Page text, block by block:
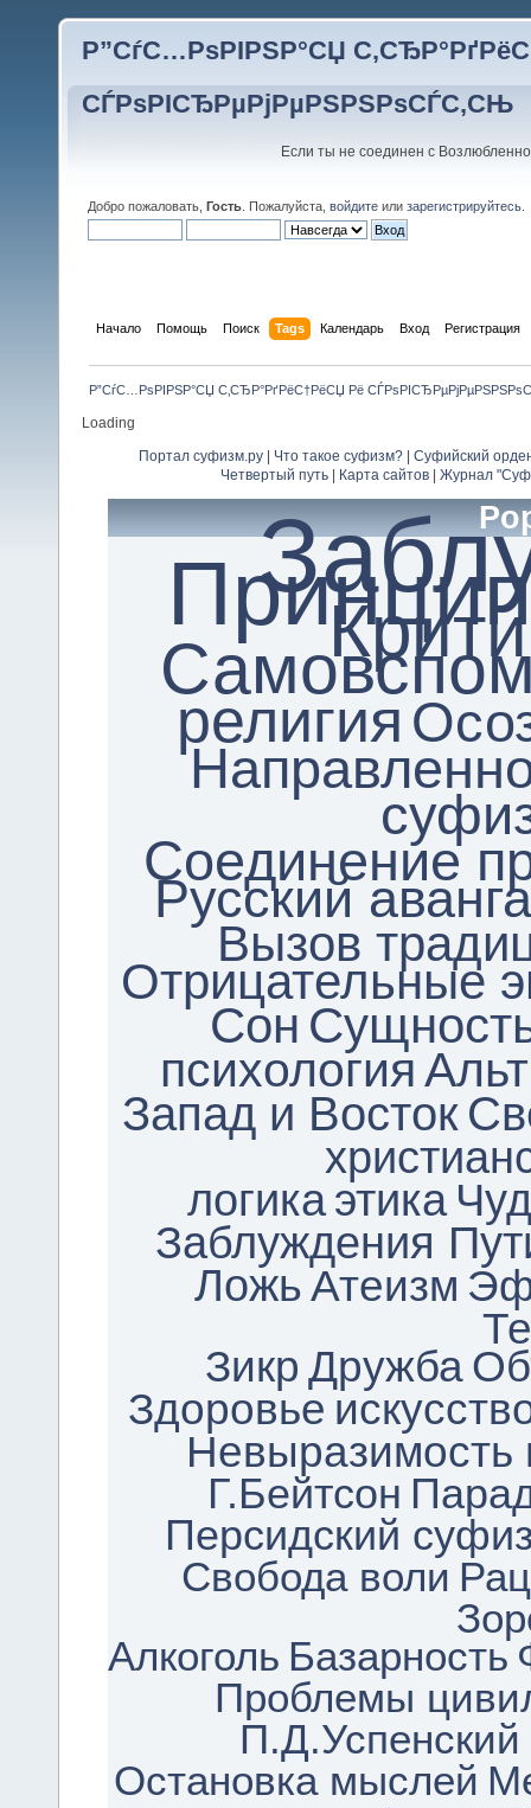
Р”СѓС…РѕРІРЅР°СЏ
СЃРѕРІСЂРµРјРµРЅРЅРѕСЃС‚СЊ
Если ты не соединен с
Добро пожаловать, Гость . Пожалуйста, войдите или зарегистрируйтесь
Начало Помощь Поиск Tags Календарь Вход Регистрация
Р”СѓС…РѕРІРЅР°СЏ С‚СЂР°РґРёС†РёСЏ Рё
Loading
Портал суфизм.ру Что такое суфизм?
Суфийский
Четвертый путь| Карта сайтов| Журнал
религия
Соединение
Русский
Вызов
Отрицательные
Сон
психология
Запад и Восток
логикаэтика
Заблуждения
ЛожьАтеизм
Зикр Дружба
Здоровье
Невыразимость
Г.Бейтсон
Персидский
Свобода воли
Алкоголь Базарность
Проблемы
П.Д.Успенский
Остановка мыслей